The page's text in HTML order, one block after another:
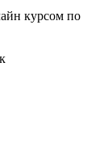
курсом по